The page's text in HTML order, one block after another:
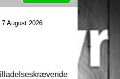
7 August 2026
våben uden